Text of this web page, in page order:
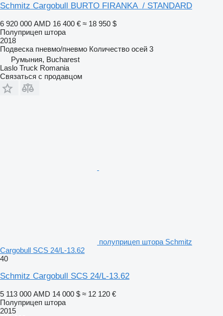
Schmitz Cargobull BURTO FIRANKA / STANDARD
6 920 000 AMD 16 400 € ≈ 18 950 $
Полуприцеп штора
2018
Подвеска пневмо/пневмо Количество осей 3
Румыния, Bucharest
Laslo Truck Romania
Связаться с продавцом
полуприцеп штора Schmitz
Cargobull SCS 24/L-13.62
40
Schmitz Cargobull SCS 24/L-13.62
5 113 000 AMD 14 000 $ ≈ 12 120 €
Полуприцеп штора
2015